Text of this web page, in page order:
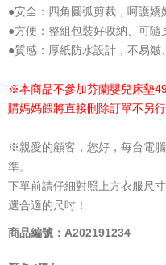
●安全：四角圓弧剪裁，呵護嬌
●方便：整組包裝好收納、可隨
●質感：厚紙防水設計，不易皺
※本商品不參加芬蘭嬰兒床墊
購媽媽餵將直接刪除訂單不另行
※親愛的顧客，您好，每台電
準。
下單前請仔細對照上方衣服尺
選合適的尺吋！
商品編號：A202191234